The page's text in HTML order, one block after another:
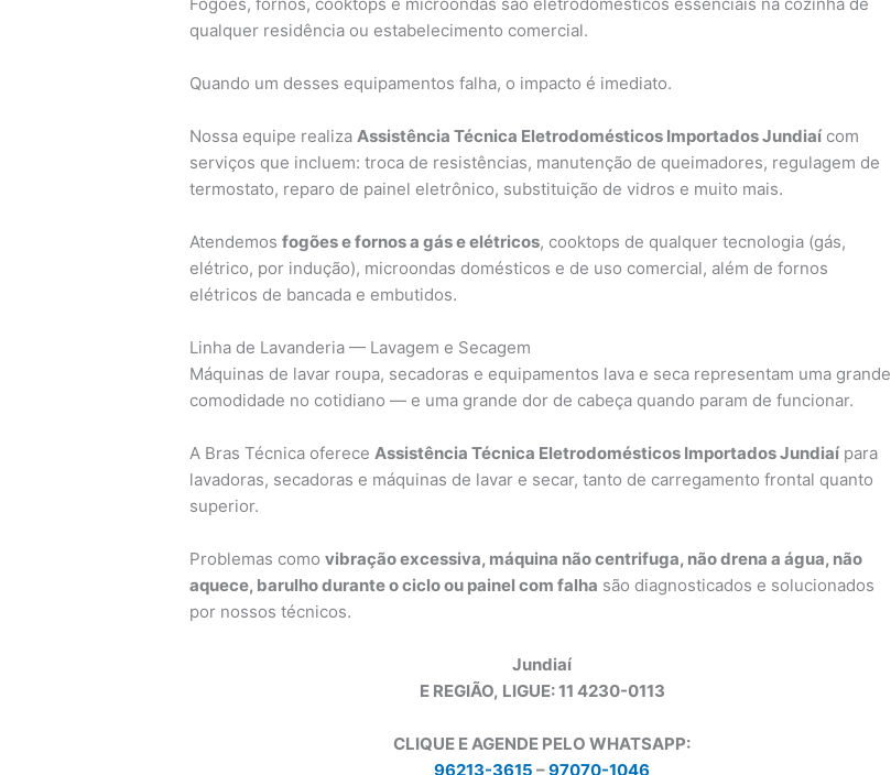
qualquer residência ou estabelecimento comercial.
Quando um desses equipamentos falha, o impacto é imediato.
Nossa equipe realizaAssistência Técnica Eletrodomésticos Importados Jundiaí com
serviços que incluem: troca de resistências, manutenção de queimadores, regulagem de
termostato, reparo de painel eletrônico, substituição de vidros e muito mais.
Atendemosfogões e fornos a gás e elétricos, cooktops de qualquer tecnologia (gás,
elétrico, por indução), microondas domésticos e de uso comercial, além de fornos
elétricos de bancada e embutidos.
Linha de Lavanderia — Lavagem e Secagem
Máquinas de lavar roupa, secadoras e equipamentos lava e seca representam uma grande
comodidade no cotidiano — e uma grande dor de cabeça quando param de funcionar.
A Bras Técnica ofereceAssistência Técnica Eletrodomésticos Importados Jundiaí para
lavadoras, secadoras e máquinas de lavar e secar, tanto de carregamento frontal quanto
superior.
Problemas comovibração excessiva, máquina não centrifuga, não drena a água, não
aquece, barulho durante o ciclo ou painel com falha são diagnosticados e solucionados
por nossos técnicos.
Jundiaí
E REGIÃO, LIGUE: 11 4230-0113
CLIQUE E AGENDE PELO WHATSAPP:
96213-3615 –97070-1046